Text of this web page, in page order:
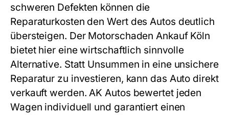
schweren Defekten können die
Reparaturkosten den Wert des Autos deutlich
übersteigen. Der Motorschaden Ankauf Köln
bietet hier eine wirtschaftlich sinnvolle
Alternative. Statt Unsummen in eine unsichere
Reparatur zu investieren, kann das Auto direkt
verkauft werden. AK Autos bewertet jeden
Wagen individuell und garantiert einen